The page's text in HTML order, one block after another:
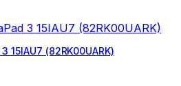
15IAU7 (82RK00UARK)